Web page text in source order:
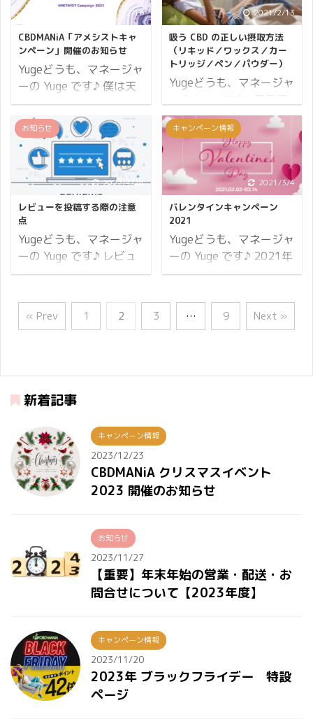
っていることはメルマガ
でお送りした通りです。
黒い歯磨き粉ははじめて
だから何だか変な感じが
するけど、使用感は磨き
終わった後の ...
ンプ由来のCBD（カンナ
ビジオール）でいつも口
の中を清潔に保つことが
できます。国産無添加麻
炭パウダーが臭いや汚 ...
ち、複数の特典が受けら
れる特大キャンペーンを
開催いたします！ キャン
ペーンの概要はこちら↯
ポイント12倍 レビュー
投稿で20%バック 必ず
もらえるプレゼント それ
では「 超 HEMP Baby
祭」の詳細をお伝えしま
す。 開催期間 35日間開
催 2021年3月15日
(月)10:00から4月18日
(日)23:59まで。 ※開 ...
感謝の気持ちを込めて贈
り物をしてみてはいかが
でしょうか？ CBDMANiA
では「ホワイトデーキャ
ンペーン2021」と銘打
ち、日本独自のイベント
をサポートさせていただ
きます♪ それでは詳細を
ご覧ください。 開催期間
10日間開催 2021年3月5
日(金)10:00から3月14
日(日)23:59まで。 ※開
催期間内でのご注文が対
象となります。 ...
2021/2/16
CBDMANiA「アメシストキャ
ンペーン」開催のお知らせ
Yugeどうも、マネージャ
ーの Yuge です♪ 僕は天
然石が好きでいくつも持
っていたりします。 2月
の誕生石はアメシスト
（AMETHYST）なんです
が、この石がどのような
言葉を持っているかご存
じですか？ 実は「心の平
和」という意味を持ち、
心の苦痛、心配事、怒り
などを取り去り、災いか
ら身を守る霊的な石とい
力や直感力を高めたり瞑
想や祈りの助けにもなる
ルをよせつけない"とい
ン、 ...
2021/2/13
吸う CBD の正しい摂取方法
（リキッド／ワックス／カー
トリッジ／ペン／パウダー）
Yugeどうも、マネージャ
取の CBD 製品は飲むタ
イプや塗るタイプと比べ
て使い方が少し難しいで
す。 とはいえ、コツさえ
掴んでしまえば息を吸う
くらい簡単になるのでご
安心ください♪ 基本的に
は吸って吐くだけで問題
はないのですが、それだ
と勿体ない吸い方になっ
もっとも重要となるのが
摂取効率ということにな
ります。 ですので、まず
お知らせ
2022/4/28
レビューを投稿する際の注意
点
Yugeどうも、マネージャ
ーの Yuge です♪ レビュ
ー投稿についてのお問い
す。 恐らくウェブサイト
に記載がないからでしょ
投稿の際の注意事項をま
とめたので参考にしてみ
てください。 レビューを
投稿するのにご注意いた
だきたいのが下記の2点
です。 ログインした状態
で入力する 150文字以上
のご入力が対象 大事なこ
態で入力する レビューの
投稿は必ずログインした
状態で投稿してくださ
い。 ログインして ...
キャンペーン情報
2021/3/4
バレンタインキャンペーン
2021
Yugeどうも、マネージャ
ーの Yuge です♪ 2021年
は早くも2月を迎えまし
バレンタインデーではな
いでしょうか？ 僕の認識
憶しています。 当時は母
と銘打ちまして、チョコ
レートとクッキーのプレ
から2月14日(日)23:59
...
« Prev 1 2 3 … 9 Next »
新着記事
キャンペーン情報
2023/12/23
CBDMANiA クリスマスイベント
2023 開催のお知らせ
お知らせ
2023/11/27
【重要】年末年始の営業・配送・お
問合せについて【2023年度】
キャンペーン情報
2023/11/20
2023年 ブラックフライデー 特設
ページ